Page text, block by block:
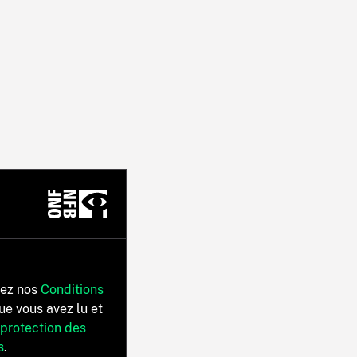
nos Conditions
vous avez lu et
des
.